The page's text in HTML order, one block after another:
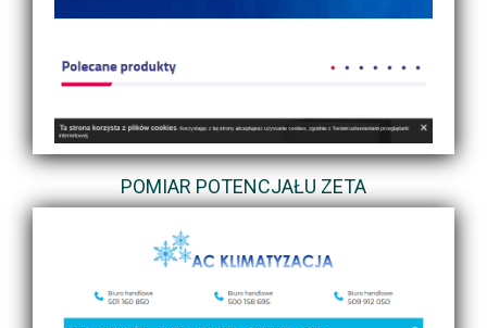
POMIAR POTENCJAŁU ZETA